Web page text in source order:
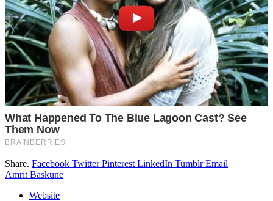
Share. Facebook Twitter Pinterest LinkedIn Tumblr Email
Amrit Baskune
Website